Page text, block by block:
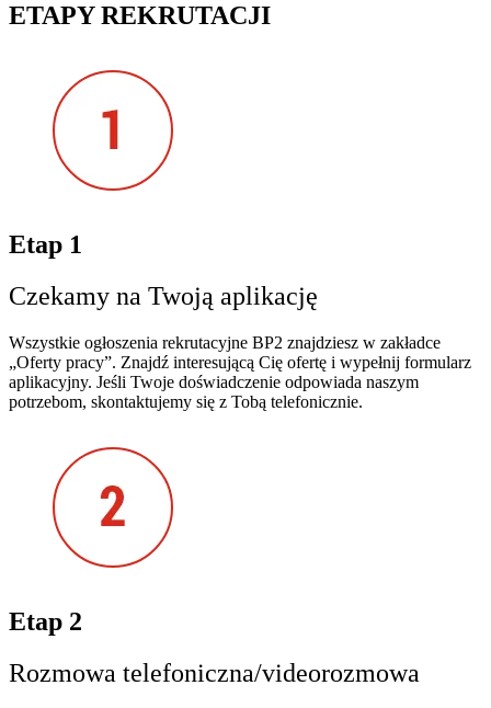
ETAPY REKRUTACJI
Etap 1
Czekamy na Twoją aplikację
Wszystkie ogłoszenia rekrutacyjne BP2 znajdziesz w zakładce
„Oferty pracy”. Znajdź interesującą Cię ofertę i wypełnij formularz
aplikacyjny. Jeśli Twoje doświadczenie odpowiada naszym
potrzebom, skontaktujemy się z Tobą telefonicznie.
Etap 2
Rozmowa telefoniczna/videorozmowa